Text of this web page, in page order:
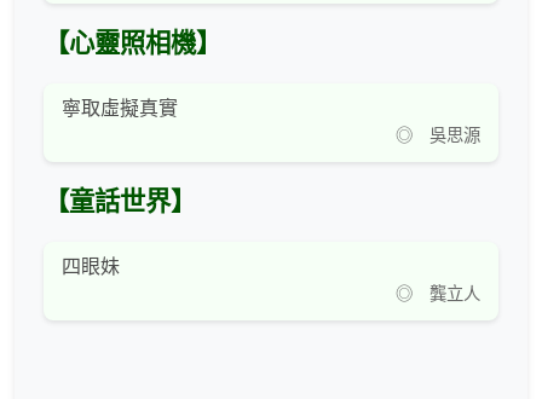
【心靈照相機】
寧取虛擬真實
◎ 吳思源
【童話世界】
四眼妹
◎ 龔立人